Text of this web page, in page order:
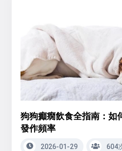
狗狗癲癇飲食全指南：如
發作頻率
2026-01-29 604